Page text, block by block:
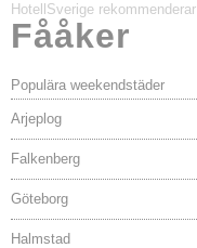
HotellSverige rekommenderar
Fååker
Populära weekendstäder
Arjeplog
Falkenberg
Göteborg
Halmstad